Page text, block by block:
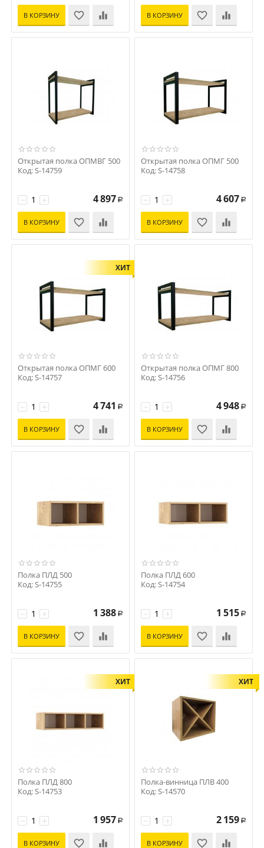
В КОРЗИНУ В КОРЗИНУ
Открытая полка ОПМВГ 500
Код: S-14759
+
− 4 897 Р
В КОРЗИНУ
Открытая полка ОПМГ 500
Код: S-14758
+
− 4 607 Р
В КОРЗИНУ
ХИТ
Открытая полка ОПМГ 600
Код: S-14757
+
− 4 741 Р
В КОРЗИНУ
Открытая полка ОПМГ 800
Код: S-14756
+
− 4 948 Р
В КОРЗИНУ
Полка ПЛД 500
Код: S-14755
+
− 1 388 Р
В КОРЗИНУ
Полка ПЛД 600
Код: S-14754
+
− 1 515 Р
В КОРЗИНУ
ХИТ
Полка ПЛД 800
Код: S-14753
+
− 1 957 Р
В КОРЗИНУ
ХИТ
Полка-винница ПЛВ 400
Код: S-14570
+
− 2 159 Р
В КОРЗИНУ